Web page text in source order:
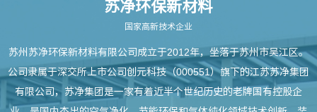
术。
苏净环保新材料
国家高新技术企业
苏州苏净环保新材料有限公司成立于2012年，坐落于苏州市吴江区。
公司隶属于深交所上市公司创元科技（000551）旗下的江苏苏净集团
有限公司，苏净集团是一家有着近半个世纪历史的老牌国有控股企